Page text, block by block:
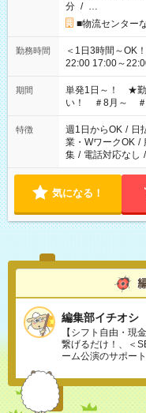
分 / …
■物流センター
勤務時間
＜1日3時間～OK！＞ ▼ 例えば… ▼ 15:00～18:00
22:00 17:00～22:00 など こちら以外の時間も
ださい！
期間
単発1日～！ ★勤
い！ ＃8月～ ＃
特徴 週1日からOK / 日
業・WワークOK /
集 / 電話対応なし /
気になる！
編集部イチオシ
【シフト自由・現
繋げるだけ！、＜
ーム公演のサポー